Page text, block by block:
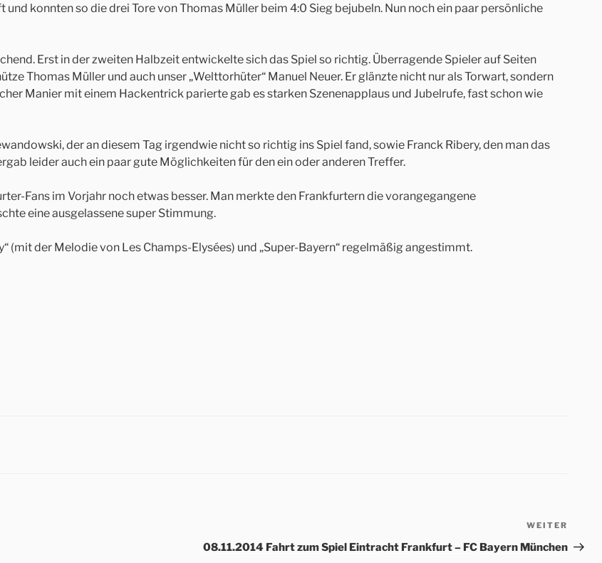
konnten so die drei Tore von Thomas Müller beim 4:0 Sieg bejubeln. Nun noch ein paar persönliche
Erst in der zweiten Halbzeit entwickelte sich das Spiel so richtig. Überragende Spieler auf Seiten
Thomas Müller und auch unser „Welttorhüter“ Manuel Neuer. Er glänzte nicht nur als Torwart, sondern
Manier mit einem Hackentrick parierte gab es starken Szenenapplaus und Jubelrufe, fast schon wie
der an diesem Tag irgendwie nicht so richtig ins Spiel fand, sowie Franck Ribery, den man das
leider auch ein paar gute Möglichkeiten für den ein oder anderen Treffer.
Fans im Vorjahr noch etwas besser. Man merkte den Frankfurtern die vorangegangene
eine ausgelassene super Stimmung.
(mit der Melodie von Les Champs-Elysées) und „Super-Bayern“ regelmäßig angestimmt.
WEITER
08.11.2014 Fahrt zum Spiel Eintracht Frankfurt – FC Bayern München